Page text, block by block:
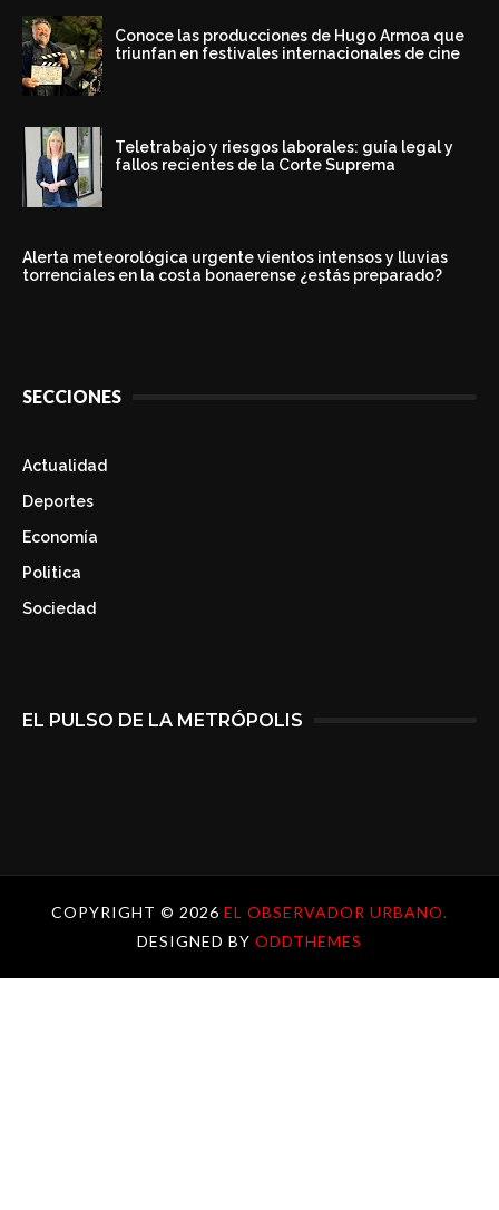
Conoce las producciones de Hugo Armoa que
triunfan en festivales internacionales de cine
Teletrabajo y riesgos laborales: guía legal y
fallos recientes de la Corte Suprema
Alerta meteorológica urgente vientos intensos y lluvias
torrenciales en la costa bonaerense ¿estás preparado?
SECCIONES
Actualidad
Deportes
Economía
Politica
Sociedad
EL PULSO DE LA METRÓPOLIS
COPYRIGHT © 2026 EL OBSERVADOR URBANO.
DESIGNED BY ODDTHEMES